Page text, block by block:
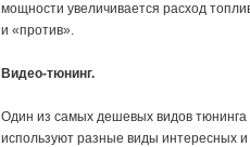
мощности увеличивается расход
и «против».
Видео-тюнинг.
Один из самых дешевых видов
используют разные виды интересных